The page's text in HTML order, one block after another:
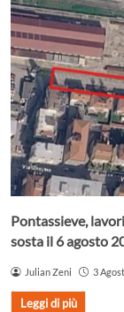
Pontassieve,
sosta il 6 agosto
Julian Zeni 3
Leggi di più